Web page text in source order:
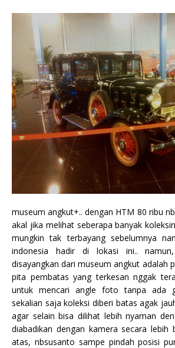
museum angkut+.. dengan HTM 80 ribu
akal jika melihat seberapa banyak
mungkin tak terbayang sebelumnya
indonesia hadir di lokasi ini..
disayangkan dari museum angkut adalah
pita pembatas yang terkesan nggak
untuk mencari angle foto tanpa ada
sekalian saja koleksi diberi batas agak
agar selain bisa dilihat lebih nyaman
diabadikan dengan kamera secara lebih
atas, nbsusanto sampe pindah posisi